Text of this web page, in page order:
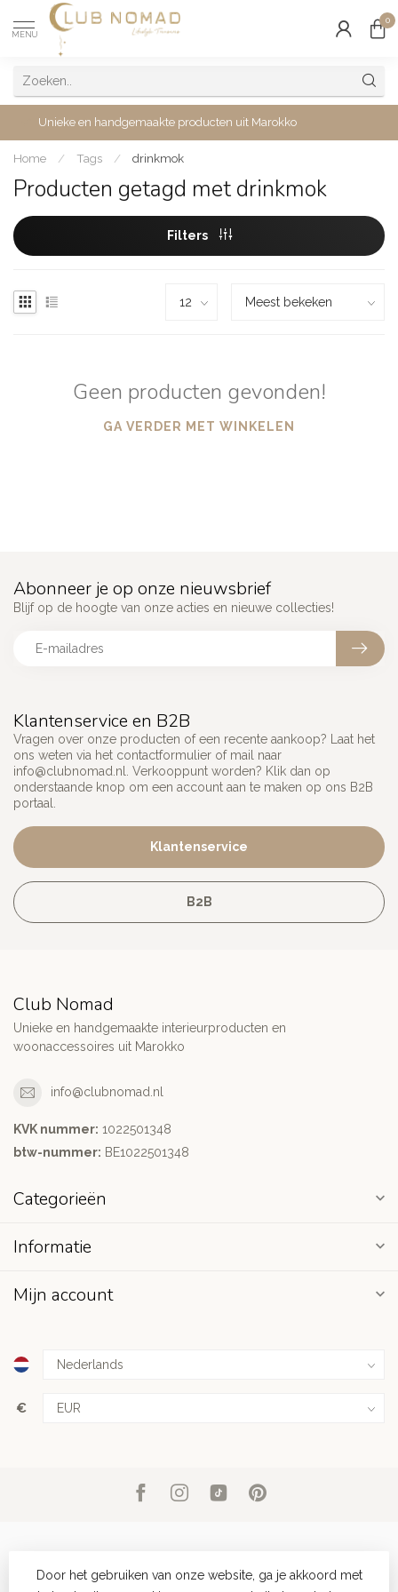
MENU
0
Unieke en handgemaakte producten uit Marokko
Home / Tags / drinkmok
Producten getagd met drinkmok
Filters
Geen producten gevonden!
GA VERDER MET WINKELEN
Klantenservice en B2B
Vragen over onze producten of een recente aankoop? Laat het
ons weten via het contactformulier of mail naar
info@clubnomad.nl
. Verkooppunt worden? Klik dan op
onderstaande knop om een account aan te maken op ons B2B
portaal.
Klantenservice
B2B
Abonneer je op onze nieuwsbrief
Blijf op de hoogte van onze acties en nieuwe collecties!
Club Nomad
Unieke en handgemaakte interieurproducten en
woonaccessoires uit Marokko
info@clubnomad.nl
KVK nummer: 1022501348
btw-nummer: BE1022501348
Categorieën
Informatie
Mijn account
€
Door het gebruiken van onze website, ga je akkoord met